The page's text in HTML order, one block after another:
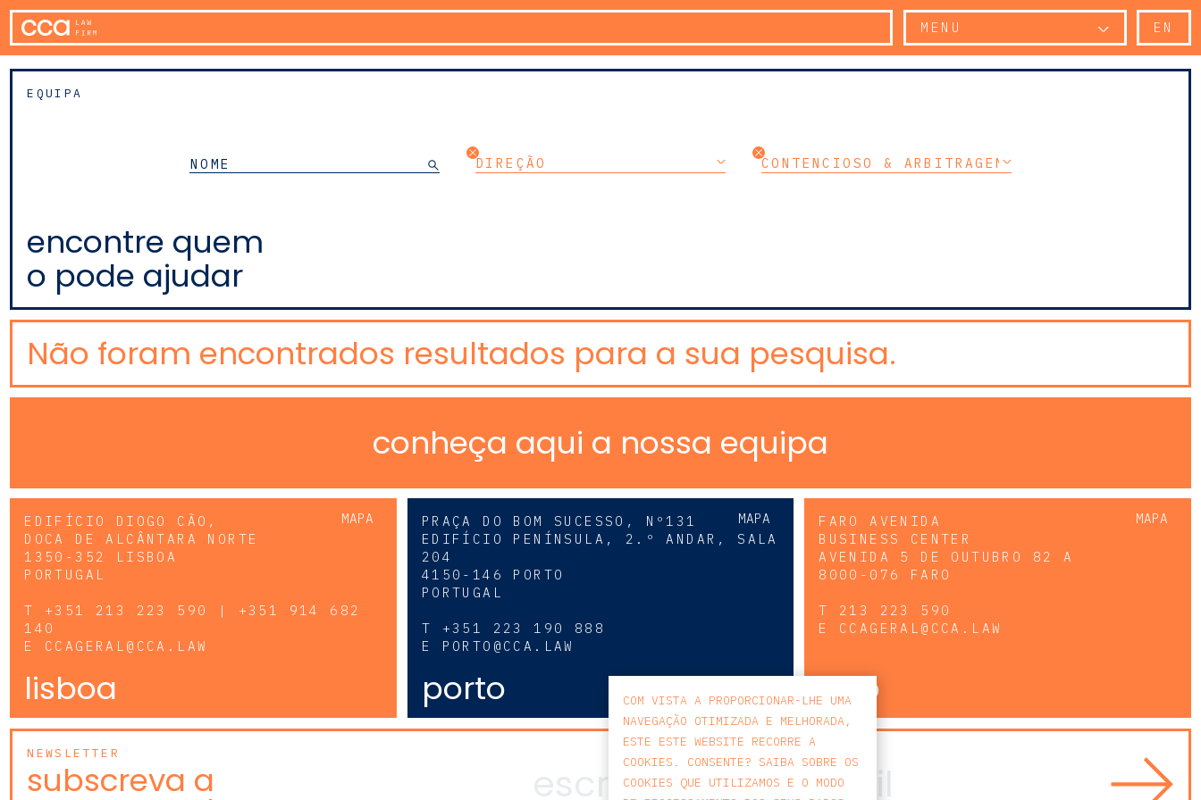
MENU EN
EQUIPA
DIREÇÃO CONTENCIOSO & ARBITRAGEM
encontre quem
o pode ajudar
Não foram encontrados resultados para a sua pesquisa.
conheça aqui a nossa equipa
MAPA
EDIFÍCIO DIOGO CÃO,
DOCA DE ALCÂNTARA NORTE
1350-352 LISBOA
PORTUGAL
T +351 213 223 590 | +351 914 682
140
E CCAGERAL@CCA.LAW
lisboa
MAPA
PRAÇA DO BOM SUCESSO, Nº131
EDIFÍCIO PENÍNSULA, 2.º ANDAR, SALA
204
4150-146 PORTO
PORTUGAL
T +351 223 190 888
E PORTO@CCA.LAW
porto
MAPA
FARO AVENIDA
BUSINESS CENTER
AVENIDA 5 DE OUTUBRO 82 A
8000-076 FARO
T 213 223 590
E CCAGERAL@CCA.LAW
faro
NEWSLETTER
subscreva a
COM VISTA A PROPORCIONAR-LHE UMA
NAVEGAÇÃO OTIMIZADA E MELHORADA,
ESTE ESTE WEBSITE RECORRE A
COOKIES. CONSENTE? SAIBA SOBRE OS
COOKIES QUE UTILIZAMOS E O MODO